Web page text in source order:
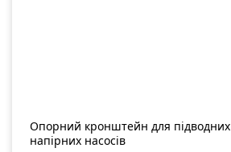
Опорний кронштейн для підводних
напірних насосів